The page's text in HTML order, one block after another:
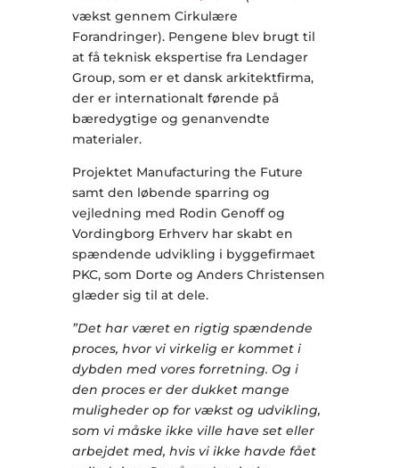
vækst gennem Cirkulære
Forandringer). Pengene blev brugt til
at få teknisk ekspertise fra Lendager
Group, som er et dansk arkitektfirma,
der er internationalt førende på
bæredygtige og genanvendte
materialer.
Projektet Manufacturing the Future
samt den løbende sparring og
vejledning med Rodin Genoff og
Vordingborg Erhverv har skabt en
spændende udvikling i byggefirmaet
PKC, som Dorte og Anders Christensen
glæder sig til at dele.
”Det har været en rigtig spændende
proces, hvor vi virkelig er kommet i
dybden med vores forretning. Og i
den proces er der dukket mange
muligheder op for vækst og udvikling,
som vi måske ikke ville have set eller
arbejdet med, hvis vi ikke havde fået